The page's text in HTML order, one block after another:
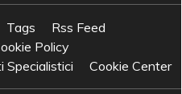
Tags
Rss Feed
Policy
Specialistici
Cookie Center